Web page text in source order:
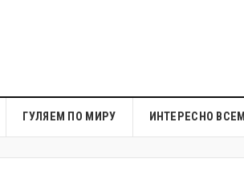
ГУЛЯЕМ ПО МИРУ ИНТЕРЕСНО ВСЕМ